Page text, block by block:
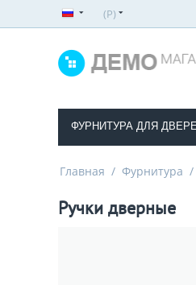
(Р)
ФУРНИТУРА ДЛЯ
Главная / Фурнитура /
Ручки дверные